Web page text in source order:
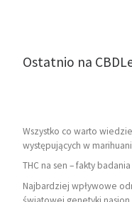
Ostatnio na
Wszystko co warto
występujących w
THC na sen – fakty
Najbardziej wpływowe